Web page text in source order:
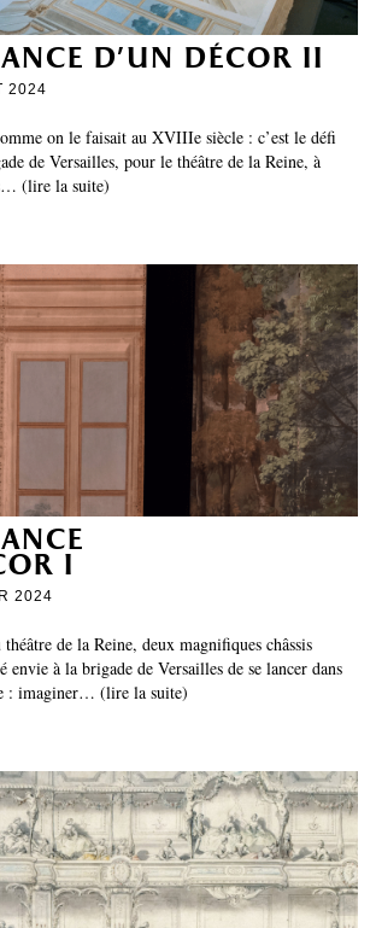
d’un décor ii
2024
on le faisait au XVIIIe siècle : c’est le défi
de Versailles, pour le théâtre de la Reine, à
(lire la suite)
i
2024
de la Reine, deux magnifiques châssis
envie à la brigade de Versailles de se lancer dans
: imaginer… (lire la suite)